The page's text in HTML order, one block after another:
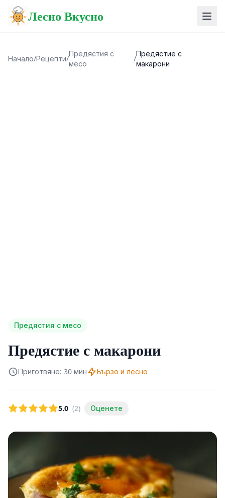
Лесно Вкусно
Начало/Рецепти/
Предястия с
месо
/
Предястие с
макарони
Предястия с месо
Предястие с макарони
Приготвяне: 30 мин Бързо и лесно
5.0 (2) Оценете